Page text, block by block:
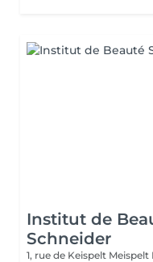
Institut de
Schneider
1, rue de Keispelt Meispelt